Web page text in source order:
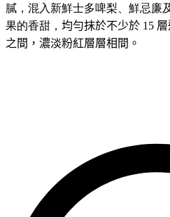
膩，混入新鮮士多啤梨、鮮忌廉
果的香甜， 均勻抹於不少於 15
之間，濃淡粉紅層層相間。